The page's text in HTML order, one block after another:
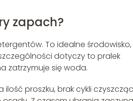
zapach?
To idealne
dotyczy to pralek
zatrzymuje się woda.
ilość proszku, brak cykli